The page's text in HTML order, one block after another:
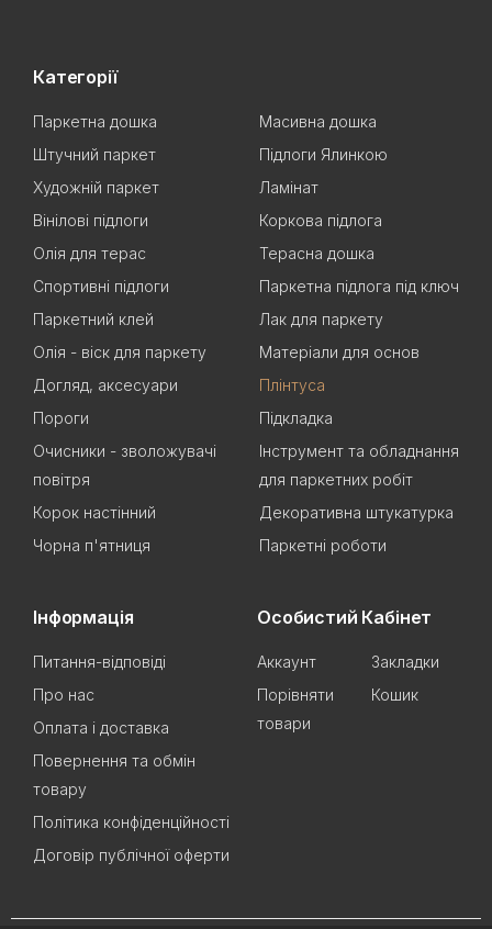
Категорії
Паркетна дошка
Масивна дошка
Штучний паркет
Підлоги Ялинкою
Художній паркет
Ламінат
Вінілові підлоги
Коркова підлога
Олія для терас
Терасна дошка
Спортивні підлоги
Паркетна підлога під ключ
Паркетний клей
Лак для паркету
Олія - віск для паркету
Матеріали для основ
Догляд, аксесуари
Плінтуса
Пороги
Підкладка
Очисники - зволожувачі
повітря
Інструмент та обладнання
для паркетних робіт
Корок настінний
Декоративна штукатурка
Чорна п'ятниця
Паркетні роботи
Інформація
Питання-відповіді
Про нас
Оплата і доставка
Повернення та обмін
товару
Політика конфіденційності
Договір публічної оферти
Особистий Кабінет
Аккаунт
Закладки
Порівняти
товари
Кошик